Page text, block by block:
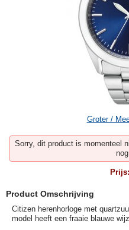
Groter /
Sorry, dit product is momenteel
Prijs:
Product Omschrijving
Citizen herenhorloge met
model heeft een fraaie blauwe